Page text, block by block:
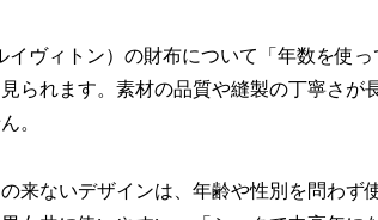
イヴィトン）の財布について「年数を使
られます。素材の品質や縫製の丁寧さが
。
来ないデザインは、年齢や性別を問わず